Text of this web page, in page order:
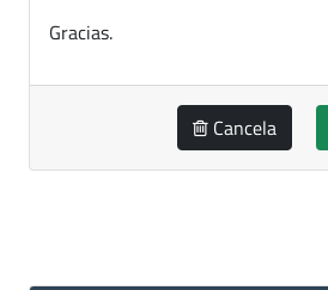
Gracias.
Cancela